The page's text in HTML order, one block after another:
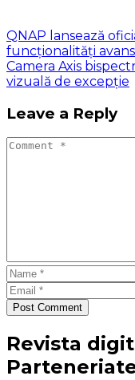
QNAP lansează
funcționalități
Camera Axis
vizuală de excepție
Leave a Reply
Post Comment
Revista